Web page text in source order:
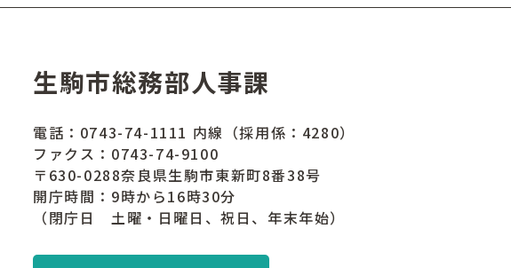
生駒市総務部人事課
電話： 0743-74-1111 内線（採用係：4280）
ファクス：0743-74-9100
〒630-0288奈良県生駒市東新町8番38号
開庁時間：9時から16時30分
（閉庁日 土曜・日曜日、祝日、年末年始）